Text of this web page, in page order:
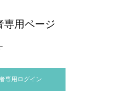
専用ページ
専用ログイン